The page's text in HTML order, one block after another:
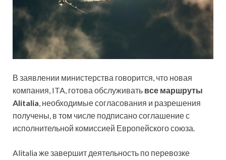
В заявлении министерства говорится, что новая
компания, ITA, готова обслуживать все маршруты
Alitalia, необходимые согласования и разрешения
получены, в том числе подписано соглашение с
исполнительной комиссией Европейского союза.
Alitalia же завершит деятельность по перевозке